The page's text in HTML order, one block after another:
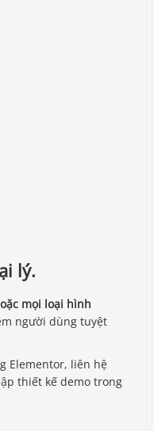
lý.
mọi loại hình
người dùng tuyệt
Elementor, liên hệ
thiết kế demo trong